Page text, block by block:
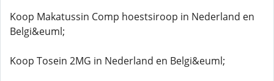
Koop Makatussin Comp hoestsiroop in Nederland en
Belgi&euml;
Koop Tosein 2MG in Nederland en Belgi&euml;